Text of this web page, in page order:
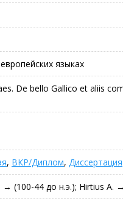
языках
De bello Gallico et aliis
, ВКР/Диплом, Диссертация
→ (100-44 до н.э.); Hirtius A.